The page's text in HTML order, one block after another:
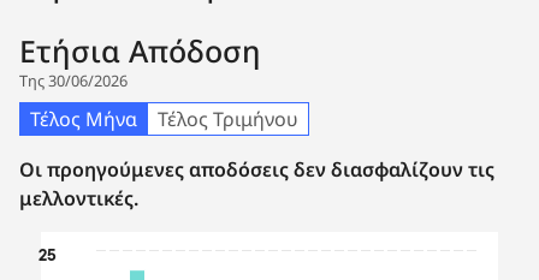
Ετήσια Απόδοση
Της 30/06/2026
Τέλος Μήνα
Τέλος Τριμήνου
Οι προηγούμενες αποδόσεις δεν διασφαλίζουν τις
μελλοντικές.
Chart
25